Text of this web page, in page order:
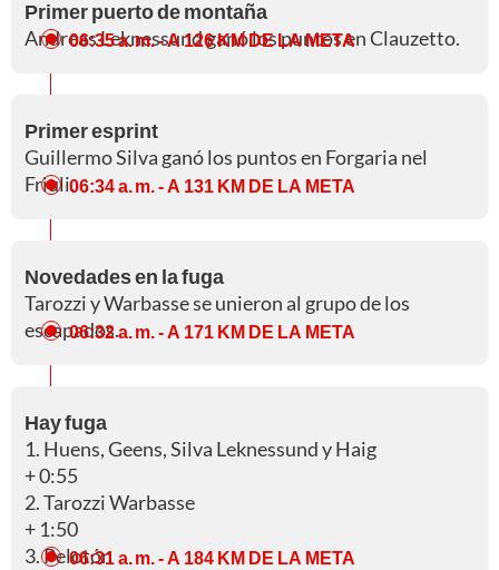
Primer puerto de montaña
Andreas Leknessund ganó los puntos en Clauzetto.
06:35 a. m.- A 126 KM DE LA META
Primer esprint
Guillermo Silva ganó los puntos en Forgaria nel
Friuli.06:34 a. m.- A 131 KM DE LA META
Novedades en la fuga
Tarozzi y Warbasse se unieron al grupo de los
escapados.
06:32 a. m.- A 171 KM DE LA META
Hay fuga
1. Huens, Geens, Silva Leknessund y Haig
+ 0:55
2. Tarozzi Warbasse
+ 1:50
3. Pelotón06:31 a. m.- A 184 KM DE LA META